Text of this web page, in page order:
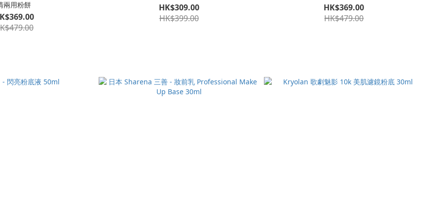
兩用粉餅
HK$309.00
HK$399.00
HK$369.00
HK$479.00